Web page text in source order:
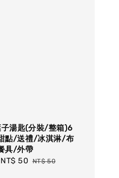
子湯匙(分裝/整箱)6
點/送禮/冰淇淋/布
具/外帶
NT$ 50 Regular
NT$ 50